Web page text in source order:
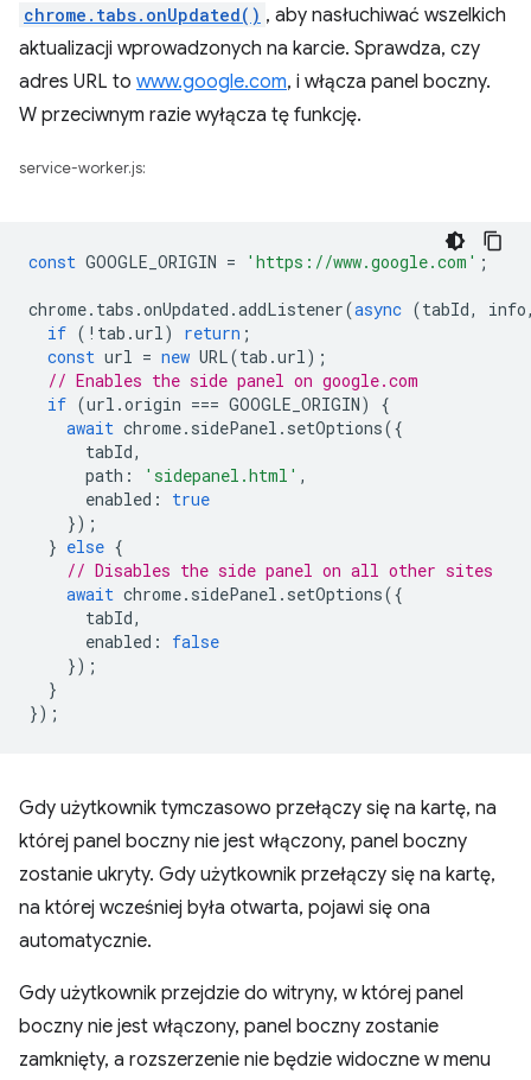
chrome.tabs.onUpdated() , aby nasłuchiwać wszelkich
aktualizacji wprowadzonych na karcie. Sprawdza, czy
adres URL to www.google.com, i włącza panel boczny.
W przeciwnym razie wyłącza tę funkcję.
service-worker.js:
const GOOGLE_ORIGIN = 'https://www.google.com' ;
chrome. tabs .onUpdated .addListener(async (tabId, info
if ( ! tab .url) return ;
const url = new URL(tab .url);
// Enables the side panel on google.com
if (url .origin === GOOGLE_ORIGIN)
{
await chrome. sidePanel . setOptions({
tabId,
path : 'sidepanel.html' ,
enabled :
true
});
} else {
// Disables the side panel on all other sites
await chrome. sidePanel . setOptions({
tabId,
enabled :
false
});
}
});
Gdy użytkownik tymczasowo przełączy się na kartę, na
której panel boczny nie jest włączony, panel boczny
zostanie ukryty. Gdy użytkownik przełączy się na kartę,
na której wcześniej była otwarta, pojawi się ona
automatycznie.
Gdy użytkownik przejdzie do witryny, w której panel
boczny nie jest włączony, panel boczny zostanie
zamknięty, a rozszerzenie nie będzie widoczne w menu